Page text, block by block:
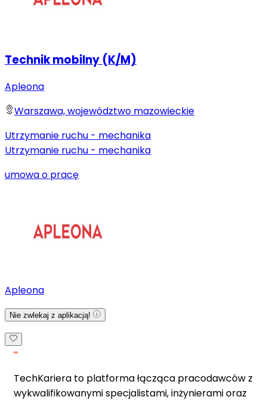
Technik mobilny (K/M)
Apleona
Warszawa, województwo mazowieckie
Utrzymanie ruchu - mechanika
Utrzymanie ruchu - mechanika
umowa o pracę
Apleona
Nie zwlekaj z aplikacją!
TechKariera to platforma łącząca pracodawców z
wykwalifikowanymi specjalistami, inżynierami oraz